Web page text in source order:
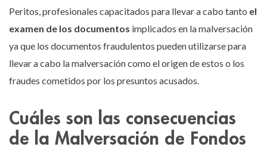
Peritos, profesionales capacitados para llevar a cabo tanto el
examen de los documentos implicados en la malversación
ya que los documentos fraudulentos pueden utilizarse para
llevar a cabo la malversación como el origen de estos o los
fraudes cometidos por los presuntos acusados.
Cuáles son las consecuencias
de la Malversación de Fondos